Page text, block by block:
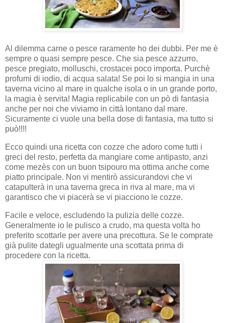
Al dilemma carne o pesce raramente ho dei dubbi. Per me è
sempre o quasi sempre pesce. Che sia pesce azzurro,
pesce pregiato, molluschi, crostacei poco importa. Purchè
profumi di iodio, di acqua salata! Se poi lo si mangia in una
taverna vicino al mare in qualche isola o in un grande porto,
la magia è servita! Magia replicabile con un pò di fantasia
anche per noi che viviamo in città lontano dal mare.
Sicuramente ci vuole una bella dose di fantasia, ma tutto si
può!!!!
Ecco quindi una ricetta con cozze che adoro come tutti i
greci del resto, perfetta da mangiare come antipasto, anzi
come mezès con un buon tsipouro ma ottima anche come
piatto principale. Non vi mentirò assicurandovi che vi
catapulterà in una taverna greca in riva al mare, ma vi
garantisco che vi piacerà se vi piacciono le cozze.
Facile e veloce, escludendo la pulizia delle cozze.
Generalmente io le pulisco a crudo, ma questa volta ho
preferito scottarle per avere una precottura. Se le comprate
già pulite dategli ugualmente una scottata prima di
procedere con la ricetta.